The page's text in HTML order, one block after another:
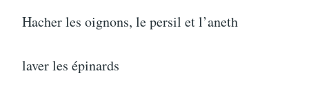
Hacher les oignons, le persil et l’aneth
laver les épinards